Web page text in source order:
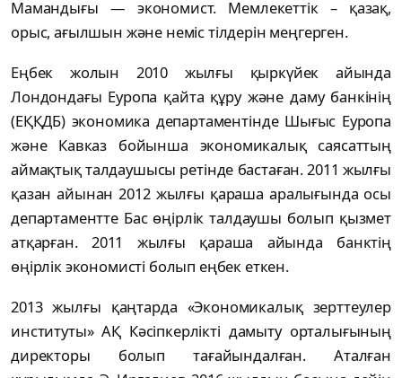
Мамандығы — экономист. Мемлекеттік – қазақ,
орыс, ағылшын және неміс тілдерін меңгерген.
Еңбек жолын 2010 жылғы қыркүйек айында
Лондондағы Еуропа қайта құру және даму банкінің
(ЕҚҚДБ) экономика департаментінде Шығыс Еуропа
және Кавказ бойынша экономикалық саясаттың
аймақтық талдаушысы ретінде бастаған. 2011 жылғы
қазан айынан 2012 жылғы қараша аралығында осы
департаментте Бас өңірлік талдаушы болып қызмет
атқарған. 2011 жылғы қараша айында банктің
өңірлік экономисті болып еңбек еткен.
2013 жылғы қаңтарда «Экономикалық зерттеулер
институты» АҚ Кәсіпкерлікті дамыту орталығының
директоры болып тағайындалған. Аталған